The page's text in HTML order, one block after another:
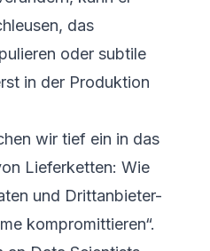
das
oder subtile
in der Produktion
wir tief ein in das
Lieferketten: Wie
und Drittanbieter-
kompromittieren“.